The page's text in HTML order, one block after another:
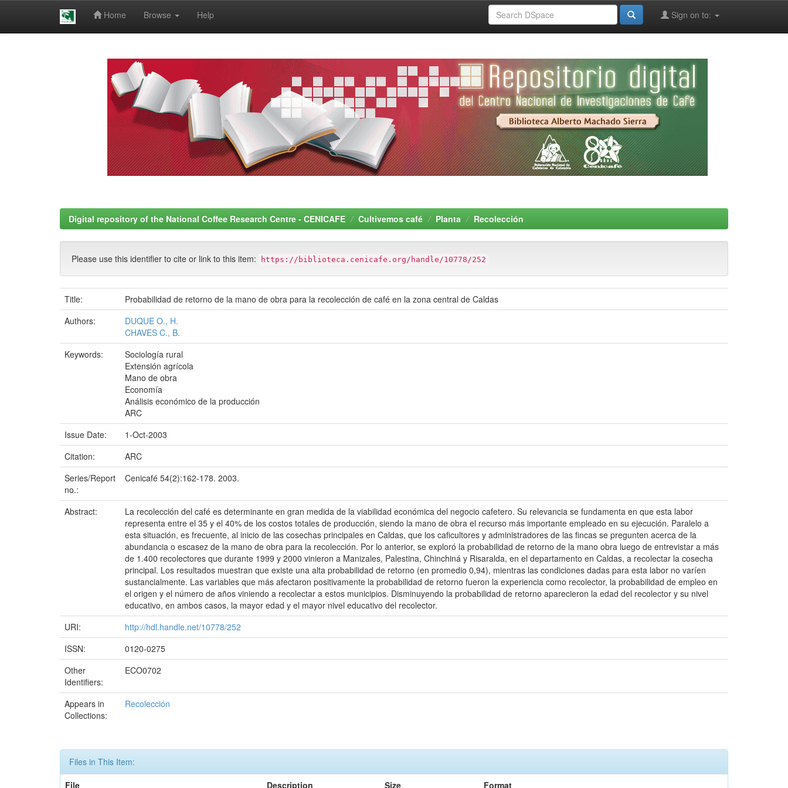
Home Browse Help Sign on to:
Digital repository of the National Coffee Research Centre - CENICAFE Cultivemos café Planta Recolección
Please use this identifier to cite or link to this item: https://biblioteca.cenicafe.org/handle/10778/252
Title:
Probabilidad de retorno de la mano de obra para la recolección de café en la zona central de Caldas
Authors:
DUQUE O., H.
CHAVES C., B.
Keywords:
Sociología rural
Extensión agrícola
Mano de obra
Economía
Análisis económico de la producción
ARC
Issue Date:
1-Oct-2003
Citation:
ARC
Series/Report
no.:
Cenicafé 54(2):162-178. 2003.
Abstract:
La recolección del café es determinante en gran medida de la viabilidad económica del negocio cafetero. Su relevancia se fundamenta en que esta labor
representa entre el 35 y el 40% de los costos totales de producción, siendo la mano de obra el recurso más importante empleado en su ejecución. Paralelo a
esta situación, es frecuente, al inicio de las cosechas principales en Caldas, que los caficultores y administradores de las fincas se pregunten acerca de la
abundancia o escasez de la mano de obra para la recolección. Por lo anterior, se exploró la probabilidad de retorno de la mano obra luego de entrevistar a más
de 1.400 recolectores que durante 1999 y 2000 vinieron a Manizales, Palestina, Chinchiná y Risaralda, en el departamento en Caldas, a recolectar la cosecha
principal. Los resultados muestran que existe una alta probabilidad de retorno (en promedio 0,94), mientras las condiciones dadas para esta labor no varíen
sustancialmente. Las variables que más afectaron positivamente la probabilidad de retorno fueron la experiencia como recolector, la probabilidad de empleo en
el origen y el número de años viniendo a recolectar a estos municipios. Disminuyendo la probabilidad de retorno aparecieron la edad del recolector y su nivel
educativo, en ambos casos, la mayor edad y el mayor nivel educativo del recolector.
URI:
http://hdl.handle.net/10778/252
ISSN:
0120-0275
Other
Identifiers:
ECO0702
Appears in
Collections:
Recolección
Files in This Item:
File
Description Size Format